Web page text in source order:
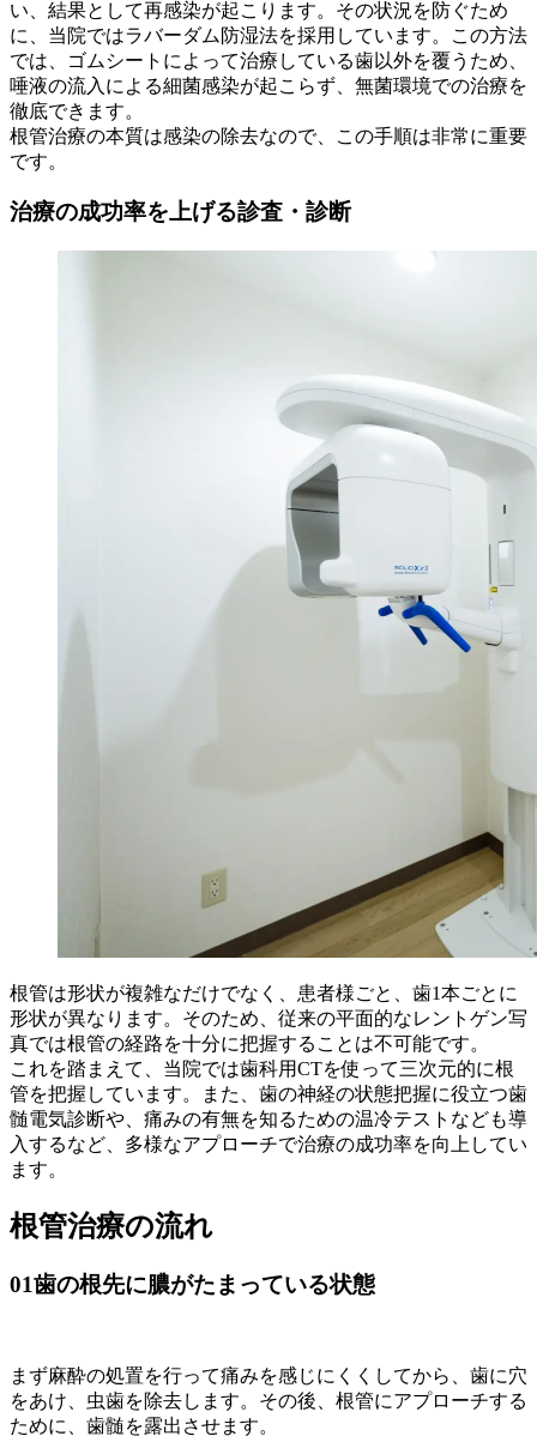
い、結果として再感染が起こります。その状況を防ぐため
に、当院ではラバーダム防湿法を採用しています。この方法
では、ゴムシートによって治療している歯以外を覆うため、
唾液の流入による細菌感染が起こらず、無菌環境での治療を
徹底できます。
根管治療の本質は感染の除去なので、この手順は非常に重要
です。
治療の成功率を上げる診査・診断
根管は形状が複雑なだけでなく、患者様ごと、歯1本ごとに
形状が異なります。そのため、従来の平面的なレントゲン写
真では根管の経路を十分に把握することは不可能です。
これを踏まえて、当院では歯科用CTを使って三次元的に根
管を把握しています。また、歯の神経の状態把握に役立つ歯
髄電気診断や、痛みの有無を知るための温冷テストなども導
入するなど、多様なアプローチで治療の成功率を向上してい
ます。
根管治療の流れ
01歯の根先に膿がたまっている状態
まず麻酔の処置を行って痛みを感じにくくしてから、歯に穴
をあけ、虫歯を除去します。その後、根管にアプローチする
ために、歯髄を露出させます。